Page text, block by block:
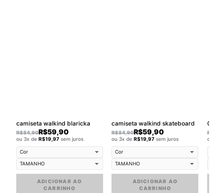
camiseta walkind blaricka
R$84,90R$59,90
ou 3x de R$19,97sem juros
ADICIONAR AO
CARRINHO
camiseta walkind skateboard
R$84,90R$59,90
ou 3x deR$19,97 sem juros
ADICIONAR AO
CARRINHO
R$
ou